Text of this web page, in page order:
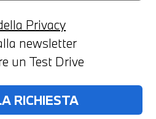
Privacy
newsletter
un Test Drive